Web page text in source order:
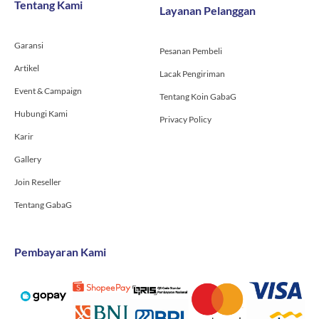
o
f
r
Tentang Kami
Garansi
Artikel
Event & Campaign
Hubungi Kami
Karir
Gallery
Join Reseller
Tentang GabaG
Layanan Pelanggan
Pesanan Pembeli
Lacak Pengiriman
Tentang Koin GabaG
Privacy Policy
Pembayaran Kami